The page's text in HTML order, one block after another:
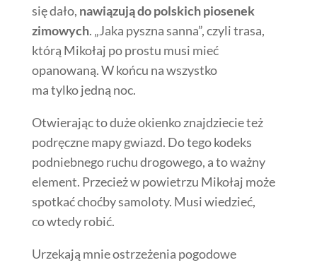
się dało, nawiązują do polskich piosenek
zimowych. „Jaka pyszna sanna”, czyli trasa,
którą Mikołaj po prostu musi mieć
opanowaną. W końcu na wszystko
ma tylko jedną noc.
Otwierając to duże okienko znajdziecie też
podręczne mapy gwiazd. Do tego kodeks
podniebnego ruchu drogowego, a to ważny
element. Przecież w powietrzu Mikołaj może
spotkać choćby samoloty. Musi wiedzieć,
co wtedy robić.
Urzekają mnie ostrzeżenia pogodowe